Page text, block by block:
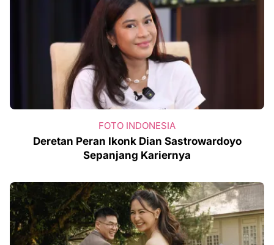
FOTO INDONESIA
Deretan Peran Ikonk Dian Sastrowardoyo
Sepanjang Kariernya